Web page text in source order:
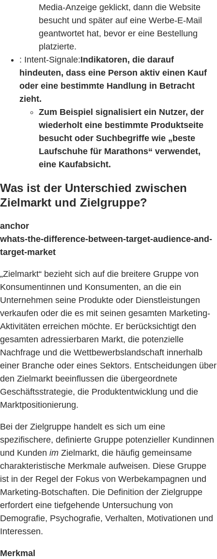
Media-Anzeige geklickt, dann die Website
besucht und später auf eine Werbe-E-Mail
geantwortet hat, bevor er eine Bestellung
platzierte.
: Intent-Signale:Indikatoren, die darauf
hindeuten, dass eine Person aktiv einen Kauf
oder eine bestimmte Handlung in Betracht
zieht.
Zum Beispiel signalisiert ein Nutzer, der
wiederholt eine bestimmte Produktseite
besucht oder Suchbegriffe wie „beste
Laufschuhe für Marathons“ verwendet,
eine Kaufabsicht.
Was ist der Unterschied zwischen
Zielmarkt und Zielgruppe?
anchor
whats-the-difference-between-target-audience-and-
target-market
„Zielmarkt“ bezieht sich auf die breitere Gruppe von
Konsumentinnen und Konsumenten, an die ein
Unternehmen seine Produkte oder Dienstleistungen
verkaufen oder die es mit seinen gesamten Marketing-
Aktivitäten erreichen möchte. Er berücksichtigt den
gesamten adressierbaren Markt, die potenzielle
Nachfrage und die Wettbewerbslandschaft innerhalb
einer Branche oder eines Sektors. Entscheidungen über
den Zielmarkt beeinflussen die übergeordnete
Geschäftsstrategie, die Produktentwicklung und die
Marktpositionierung.
Bei der Zielgruppe handelt es sich um eine
spezifischere, definierte Gruppe potenzieller Kundinnen
und Kunden im Zielmarkt, die häufig gemeinsame
charakteristische Merkmale aufweisen. Diese Gruppe
ist in der Regel der Fokus von Werbekampagnen und
Marketing-Botschaften. Die Definition der Zielgruppe
erfordert eine tiefgehende Untersuchung von
Demografie, Psychografie, Verhalten, Motivationen und
Interessen.
Merkmal